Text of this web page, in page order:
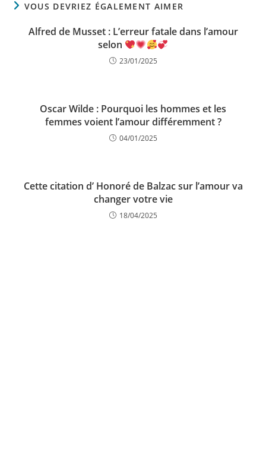
VOUS DEVRIEZ ÉGALEMENT AIMER
Alfred de Musset : L’erreur fatale dans l’amour
selon
23/01/2025
Oscar Wilde : Pourquoi les hommes et les
femmes voient l’amour différemment ?
04/01/2025
Cette citation d’ Honoré de Balzac sur l’amour va
changer votre vie
18/04/2025